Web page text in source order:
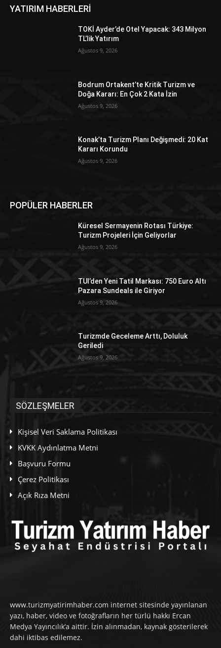
YATIRIM HABERLERİ
TOKİ Ayder’de Otel Yapacak: 343 Milyon
TL’lik Yatırım
Ağustos 9, 2026
Bodrum Ortakent’te Kritik Turizm ve
Doğa Kararı: En Çok 2 Kata İzin
Ağustos 9, 2026
Konak’ta Turizm Planı Değişmedi: 20 Kat
Kararı Korundu
Ağustos 9, 2026
POPÜLER HABERLER
Küresel Sermayenin Rotası Türkiye:
Turizm Projeleri İçin Geliyorlar
Ağustos 9, 2026
TUI’den Yeni Tatil Markası: 750 Euro Altı
Pazara Sundeals ile Giriyor
Ağustos 9, 2026
Turizmde Geceleme Arttı, Doluluk
Geriledi
Ağustos 9, 2026
SÖZLEŞMELER
Kişisel Veri Saklama Politikası
KVKK Aydınlatma Metni
Başvuru Formu
Çerez Politikası
Açık Rıza Metni
www.turizmyatirimhaber.com internet sitesinde yayınlanan
yazı, haber, video ve fotoğrafların her türlü hakkı Ercan
Medya Yayıncılık’a aittir. İzin alınmadan, kaynak gösterilerek
dahi iktibas edilemez.